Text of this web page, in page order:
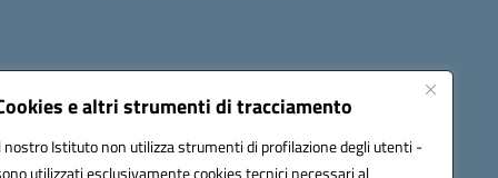
e altri strumenti di tracciamento
nostro Istituto non utilizza strumenti di profilazione degli utenti -
utilizzati esclusivamente cookies tecnici necessari al